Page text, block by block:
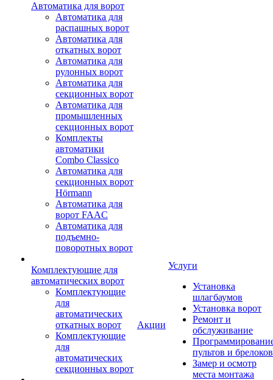
Автоматика для ворот
Автоматика для
распашных ворот
Автоматика для
откатных ворот
Автоматика для
рулонных ворот
Автоматика для
секционных ворот
Автоматика для
промышленных
секционных ворот
Комплекты
автоматики
Combo Classico
Автоматика для
секционных ворот
Hörmann
Автоматика для
ворот FAAC
Автоматика для
подъемно-
поворотных ворот
Комплектующие для
автоматических ворот
Комплектующие
для
автоматических
откатных ворот
Комплектующие
для
автоматических
секционных ворот
Акции
Услуги
Установка
шлагбаумов
Установка ворот
Ремонт и
обслуживание
пультов и брелоков
Замер и осмотр
места монтажа